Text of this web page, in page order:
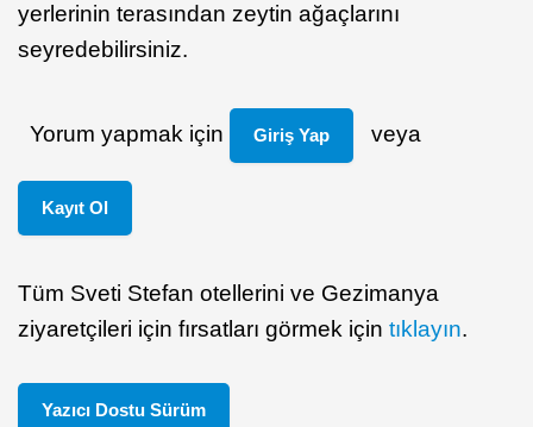
yerlerinin terasından zeytin ağaçlarını
seyredebilirsiniz.
Yorum yapmak için Giriş Yap veya
Kayıt Ol
Tüm Sveti Stefan otellerini ve Gezimanya
ziyaretçileri için fırsatları görmek için tıklayın.
Yazıcı Dostu Sürüm